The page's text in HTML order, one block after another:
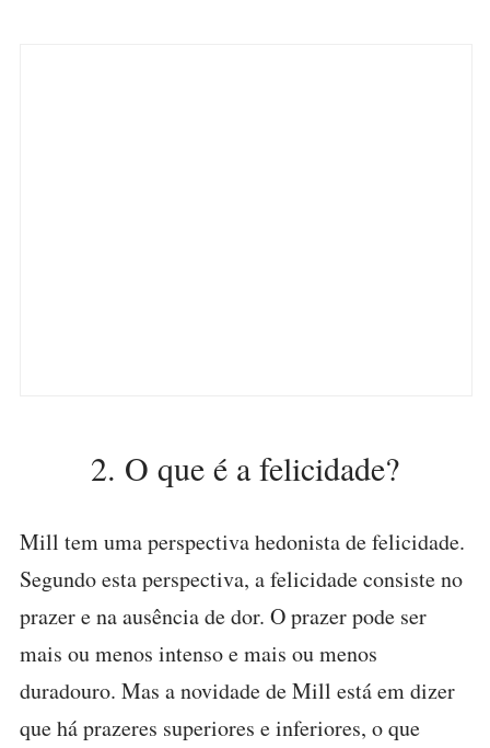
2. O que é a felicidade?
Mill tem uma perspectiva hedonista de felicidade.
Segundo esta perspectiva, a felicidade consiste no
prazer e na ausência de dor. O prazer pode ser
mais ou menos intenso e mais ou menos
duradouro. Mas a novidade de Mill está em dizer
que há prazeres superiores e inferiores, o que